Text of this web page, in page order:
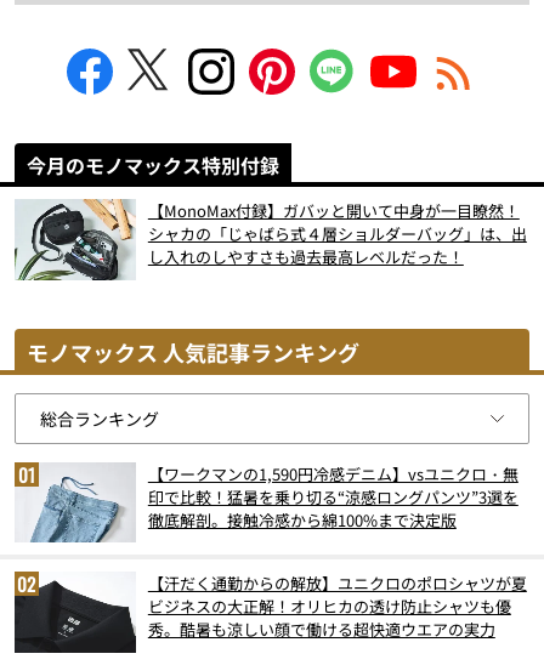
今月のモノマックス特別付録
【MonoMax付録】ガバッと開いて中身が一目瞭然！
シャカの「じゃばら式４層ショルダーバッグ」は、出
し入れのしやすさも過去最高レベルだった！
モノマックス 人気記事ランキング
【ワークマンの1,590円冷感デニム】vsユニクロ・無
印で比較！猛暑を乗り切る“涼感ロングパンツ”3選を
徹底解剖。接触冷感から綿100%まで決定版
【汗だく通勤からの解放】ユニクロのポロシャツが夏
ビジネスの大正解！オリヒカの透け防止シャツも優
秀。酷暑も涼しい顔で働ける超快適ウエアの実力